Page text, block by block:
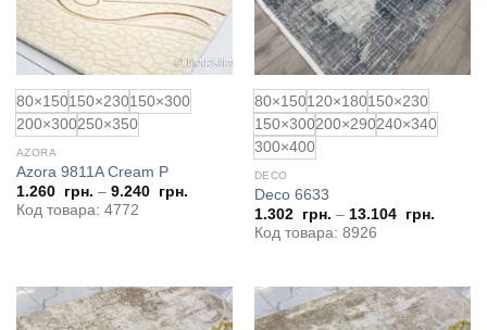
80×150150×230150×300
200×300250×350
AZORA
Azora 9811A Cream P
1.260 грн. – 9.240 грн.
Код товара: 4772
80×150120×180150×230
150×300200×290240×340
300×400
DECO
Deco 6633
1.302 грн. – 13.104 грн.
Код товара: 8926